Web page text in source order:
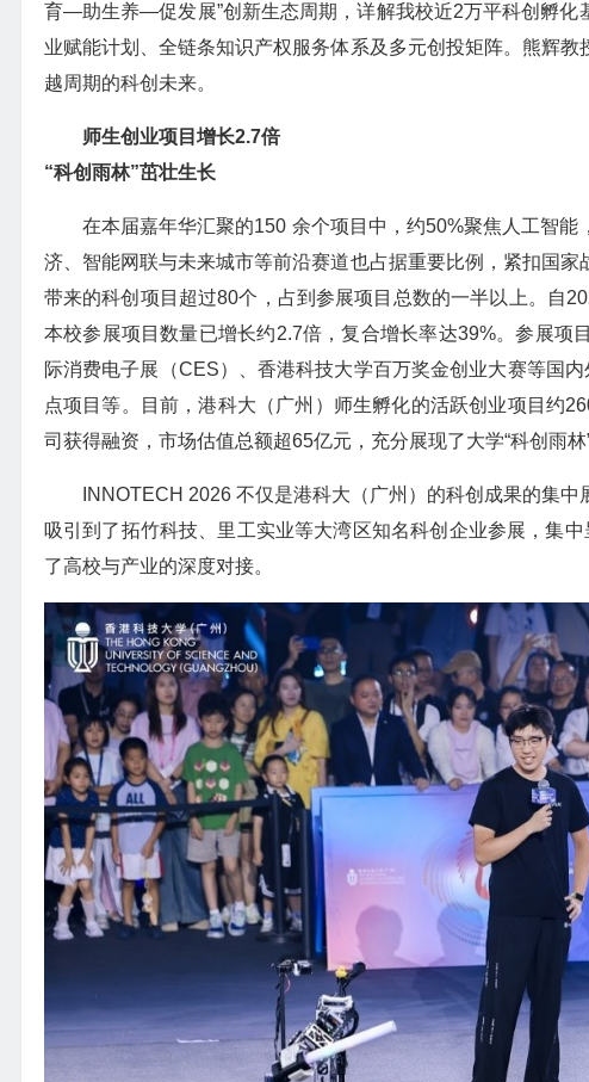
育—助生养—促发展”创新生态周期，详解我校近2万平科创孵化
业赋能计划、全链条知识产权服务体系及多元创投矩阵。熊辉
越周期的科创未来。
师生创业项目增长2.7倍
“科创雨林”茁壮生长
在本届嘉年华汇聚的150 余个项目中，约50%聚焦人工智
济、智能网联与未来城市等前沿赛道也占据重要比例，紧扣国
带来的科创项目超过80个，占到参展项目总数的一半以上。自
本校参展项目数量已增长约2.7倍，复合增长率达39%。参展项
际消费电子展（CES）、香港科技大学百万奖金创业大赛等国
点项目等。目前，港科大（广州）师生孵化的活跃创业项目约
司获得融资，市场估值总额超65亿元，充分展现了大学“科创雨林
INNOTECH 2026 不仅是港科大（广州）的科创成果的集
吸引到了拓竹科技、里工实业等大湾区知名科创企业参展，集
了高校与产业的深度对接。